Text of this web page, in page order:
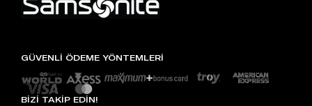
GÜVENLİ ÖDEME YÖNTEMLERİ
BİZİ TAKİP EDİN!